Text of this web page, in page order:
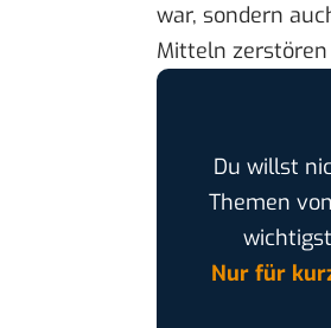
war, sondern
Mitteln zerstören
Du willst
Themen
Nur für